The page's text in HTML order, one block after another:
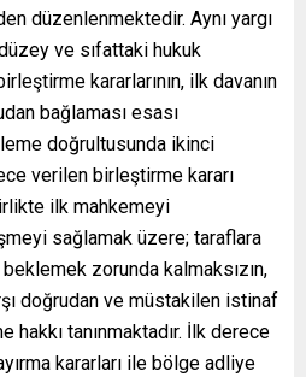
düzenlenmektedir. Aynı yargı
ve sıfattaki hukuk
kararlarının, ilk davanın
bağlaması esası
doğrultusunda ikinci
verilen birleştirme kararı
ilk mahkemeyi
sağlamak üzere; taraflara
zorunda kalmaksızın,
doğrudan ve müstakilen istinaf
hakkı tanınmaktadır. İlk derece
kararları ile bölge adliye